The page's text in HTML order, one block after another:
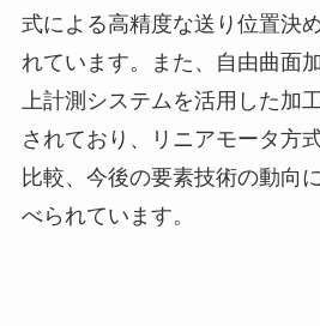
式による高精度な送り位置決
れています。また、自由曲面
上計測システムを活用した加
されており、リニアモータ方
比較、今後の要素技術の動向
べられています。